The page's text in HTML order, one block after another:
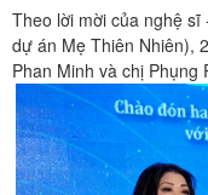
Theo lời mời của nghệ
dự án Mẹ Thiên Nhiên),
Phan Minh và chị